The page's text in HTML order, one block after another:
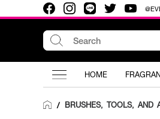
HOME
/ BRUSHES, TOOLS, AND